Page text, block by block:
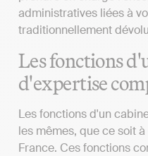
administratives liées à
traditionnellement
Les fonctions
d'expertise
Les fonctions d'un
les mêmes, que ce soit
France. Ces fonctions